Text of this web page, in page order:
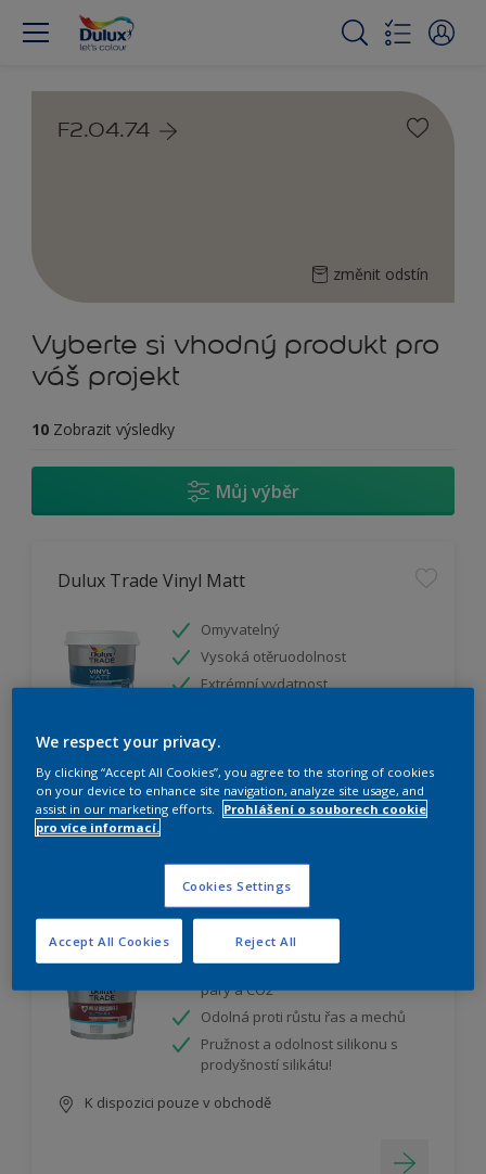
F2.04.74
změnit odstín
Vyberte si vhodný produkt pro
váš projekt
10 Zobrazit výsledky
Můj výběr
Dulux Trade Vinyl Matt
Omyvatelný
Vysoká otěruodolnost
Extrémní vydatnost
K dispozici pouze v obchodě
Dulux Trade Weathershield Silicon Plus
Extrémní prodyšnost pro vodní
páry a CO2
Odolná proti růstu řas a mechů
Pružnost a odolnost silikonu s
prodyšností silikátu!
K dispozici pouze v obchodě
We respect your privacy.
By clicking “Accept All Cookies”, you agree to the storing of cookies
on your device to enhance site navigation, analyze site usage, and
assist in our marketing efforts.
Prohlášení o souborech cookie
pro více informací.
Cookies Settings
Reject All
Accept All Cookies